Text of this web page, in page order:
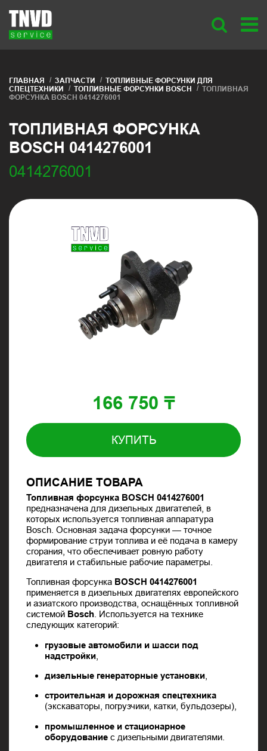
ГЛАВНАЯ ЗАПЧАСТИ
ТОПЛИВНЫЕ ФОРСУНКИ ДЛЯ
СПЕЦТЕХНИКИ
ТОПЛИВНЫЕ ФОРСУНКИ BOSCH
ТОПЛИВНАЯ
ФОРСУНКА BOSCH 0414276001
ТОПЛИВНАЯ ФОРСУНКА
BOSCH 0414276001
0414276001
166 750 ₸
КУПИТЬ
ОПИСАНИЕ ТОВАРА
Топливная форсунка BOSCH 0414276001
предназначена для дизельных двигателей, в
которых используется топливная аппаратура
Bosch . Основная задача форсунки — точное
формирование струи топлива и её подача в камеру
сгорания, что обеспечивает ровную работу
двигателя и стабильные рабочие параметры.
Топливная форсунка BOSCH 0414276001
применяется в дизельных двигателях европейского
и азиатского производства, оснащённых топливной
системой Bosch . Используется на технике
следующих категорий:
грузовые автомобили и шасси под
надстройки
дизельные генераторные установки
строительная и дорожная спецтехника
(экскаваторы, погрузчики, катки, бульдозеры),
промышленное и стационарное
оборудование с дизельными двигателями.